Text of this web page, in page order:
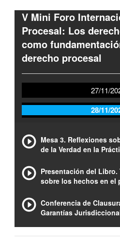
V Mini Foro
Procesal: Los
como
derecho procesal
27/11/
28/11/
Mesa 3. Reflexiones
de la Verdad en la
Presentación del
sobre los hechos en el
Conferencia de
Garantías